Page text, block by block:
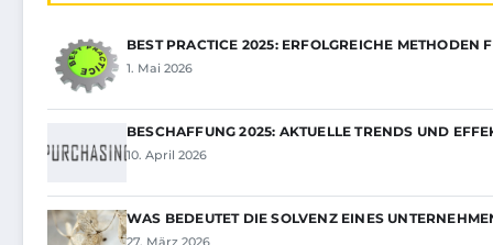
BEST PRACTICE 2025: ERFOLGREICHE METHODEN
1. Mai 2026
BESCHAFFUNG 2025: AKTUELLE TRENDS UND
10. April 2026
WAS BEDEUTET DIE SOLVENZ EINES
27. März 2026